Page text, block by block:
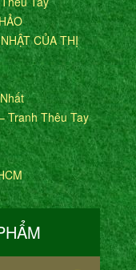
CỦA THỊ
Tranh Thêu Tay